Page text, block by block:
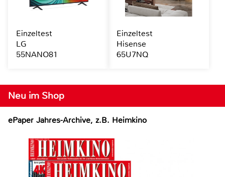
Neu im Shop
ePaper Jahres-Archive, z.B. Heimkino
Einzeltest
LG
55NANO81
Einzeltest
Hisense
65U7NQ